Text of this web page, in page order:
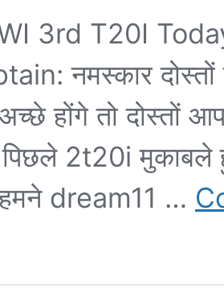
3rd T20I
नमस्कार
होंगे तो दोस्तों
2t20i मुकाबले
dream11 …